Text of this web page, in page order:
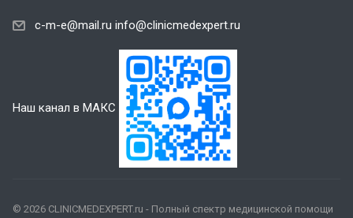
c-m-e@mail.ru info@clinicmedexpert.ru
Наш канал в МАКС
© 2026 CLINICMEDEXPERT.ru - Полный спектр медицинской помощи